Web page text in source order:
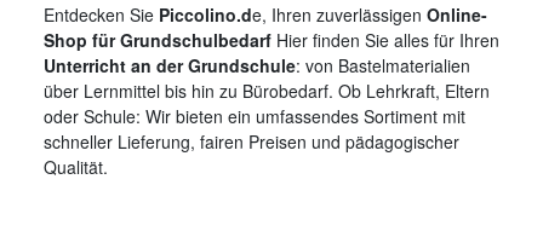
Entdecken Sie Piccolino.de, Ihren zuverlässigen Online-
Shop für Grundschulbedarf Hier finden Sie alles für Ihren
Unterricht an der Grundschule: von Bastelmaterialien
über Lernmittel bis hin zu Bürobedarf. Ob Lehrkraft, Eltern
oder Schule: Wir bieten ein umfassendes Sortiment mit
schneller Lieferung, fairen Preisen und pädagogischer
Qualität.